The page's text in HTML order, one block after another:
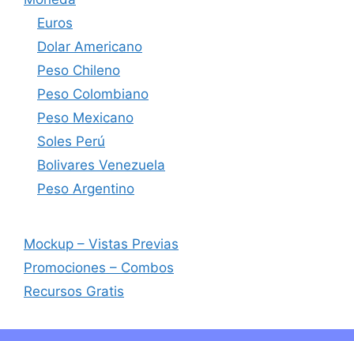
Euros
Dolar Americano
Peso Chileno
Peso Colombiano
Peso Mexicano
Soles Perú
Bolivares Venezuela
Peso Argentino
Mockup – Vistas Previas
Promociones – Combos
Recursos Gratis